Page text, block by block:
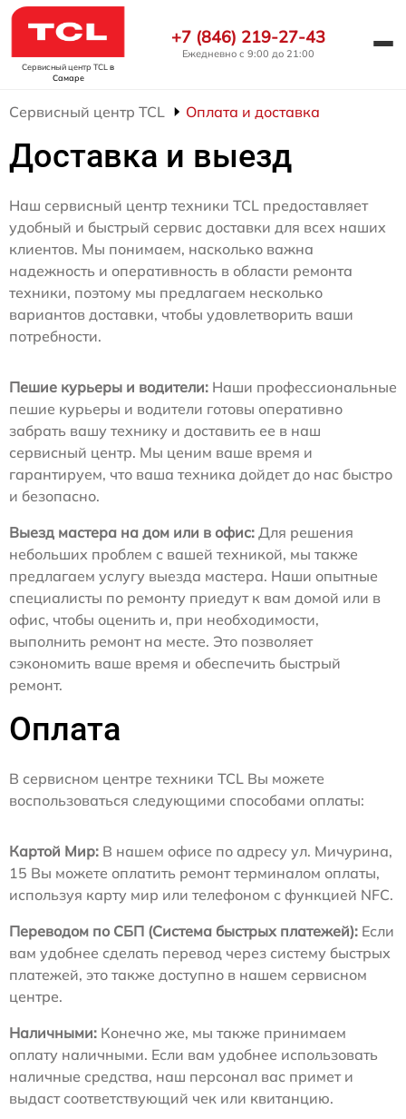
Сервисный центр TCL в
Самаре
+7 (846) 219-27-43
Ежедневно с 9:00 до 21:00
Сервисный центр TCL Оплата и доставка
Доставка и выезд
Наш сервисный центр техники TCL предоставляет
удобный и быстрый сервис доставки для всех наших
клиентов. Мы понимаем, насколько важна
надежность и оперативность в области ремонта
техники, поэтому мы предлагаем несколько
вариантов доставки, чтобы удовлетворить ваши
потребности.
Пешие курьеры и водители: Наши профессиональные
пешие курьеры и водители готовы оперативно
забрать вашу технику и доставить ее в наш
сервисный центр. Мы ценим ваше время и
гарантируем, что ваша техника дойдет до нас быстро
и безопасно.
Выезд мастера на дом или в офис: Для решения
небольших проблем с вашей техникой, мы также
предлагаем услугу выезда мастера. Наши опытные
специалисты по ремонту приедут к вам домой или в
офис, чтобы оценить и, при необходимости,
выполнить ремонт на месте. Это позволяет
сэкономить ваше время и обеспечить быстрый
ремонт.
Оплата
В сервисном центре техники TCL Вы можете
воспользоваться следующими способами оплаты:
Картой Мир: В нашем офисе по адресу ул. Мичурина,
15 Вы можете оплатить ремонт терминалом оплаты,
используя карту мир или телефоном с функцией NFC.
Переводом по СБП (Система быстрых платежей): Если
вам удобнее сделать перевод через систему быстрых
платежей, это также доступно в нашем сервисном
центре.
Наличными: Конечно же, мы также принимаем
оплату наличными. Если вам удобнее использовать
наличные средства, наш персонал вас примет и
выдаст соответствующий чек или квитанцию.